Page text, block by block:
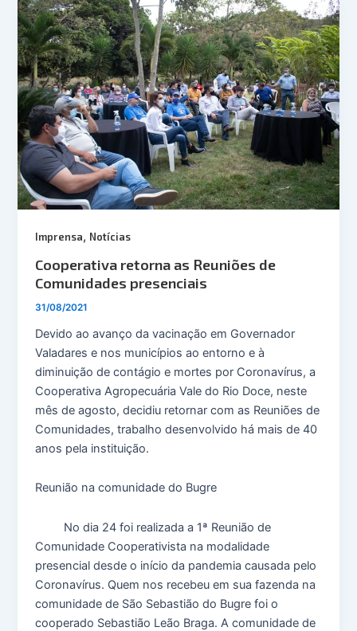
Imprensa, Notícias
Cooperativa retorna as Reuniões de
Comunidades presenciais
31/08/2021
Devido ao avanço da vacinação em Governador
Valadares e nos municípios ao entorno e à
diminuição de contágio e mortes por Coronavírus, a
Cooperativa Agropecuária Vale do Rio Doce, neste
mês de agosto, decidiu retornar com as Reuniões de
Comunidades, trabalho desenvolvido há mais de 40
anos pela instituição.
Reunião na comunidade do Bugre
No dia 24 foi realizada a 1ª Reunião de
Comunidade Cooperativista na modalidade
presencial desde o início da pandemia causada pelo
Coronavírus. Quem nos recebeu em sua fazenda na
comunidade de São Sebastião do Bugre foi o
cooperado Sebastião Leão Braga. A comunidade de